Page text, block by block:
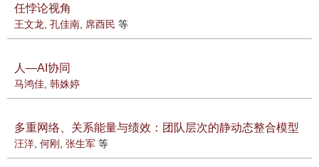
任悖论视角
王文龙, 孔佳南, 席酉民 等
人—AI协同
马鸿佳, 韩姝婷
多重网络、关系能量与绩效：团队层次的静动态整合模型
汪洋, 何刚 , 张生军 等